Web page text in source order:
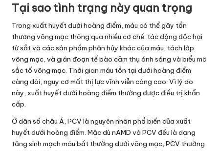
Tại sao tình trạng này quan trọng
Trong xuất huyết dưới hoàng điểm, máu có thể gây tổn
thương võng mạc thông qua nhiều cơ chế: tác động độc hại
từ sắt và các sản phẩm phân hủy khác của máu, tách lớp
võng mạc, và gián đoạn tế bào cảm thụ ánh sáng và biểu mô
sắc tố võng mạc. Thời gian máu tồn tại dưới hoàng điểm
càng dài, nguy cơ mất thị lực vĩnh viễn càng cao. Vì lý do
này, xuất huyết dưới hoàng điểm thường được điều trị khẩn
cấp.
Ở dân số châu Á, PCV là nguyên nhân phổ biến của xuất
huyết dưới hoàng điểm. Mặc dù nAMD và PCV đều là dạng
tăng sinh mạch máu bất thường dưới võng mạc, PCV thường